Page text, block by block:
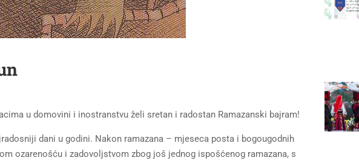
u domovini i inostranstvu želi sretan i radostan Ramazanski bajram!
dani u godini. Nakon ramazana – mjeseca posta i bogougodnih
ozarenošću i zadovoljstvom zbog još jednog ispošćenog ramazana, s